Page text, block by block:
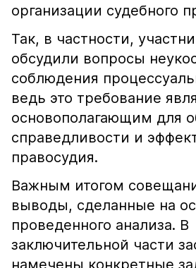
организации судебного
Так, в частности,
обсудили вопросы
соблюдения
ведь это требование
основополагающим для
справедливости и
правосудия.
Важным итогом
выводы, сделанные на
проведенного анализа. В
заключительной части
намечены конкретные